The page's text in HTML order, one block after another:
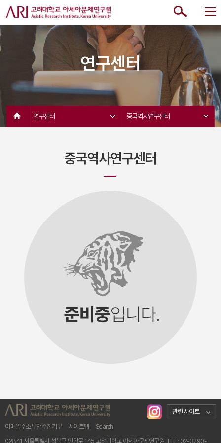
연구센터
연구센터 중국역사연구센터
중국역사연구센터
이메일주소무단수집거부ㅣ 사이트맵 Search
관련 사이트
02841 서울특별시 성북구 안암로 145 고려대학교 아세아문제연구원 TEL : 02-3290-